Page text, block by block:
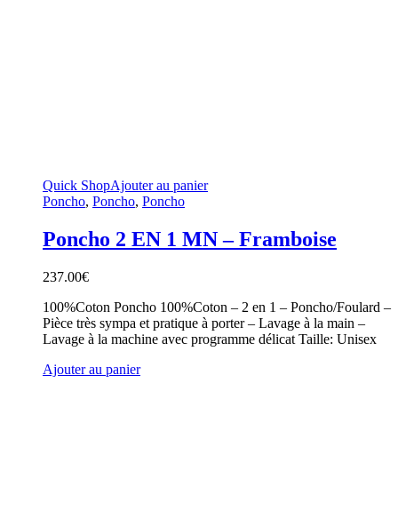
Quick ShopAjouter au panier
Poncho, Poncho, Poncho
Poncho 2 EN 1 MN – Framboise
237.00€
100%Coton Poncho 100%Coton – 2 en 1 – Poncho/Foulard –
Pièce très sympa et pratique à porter – Lavage à la main –
Lavage à la machine avec programme délicat Taille: Unisex
Ajouter au panier